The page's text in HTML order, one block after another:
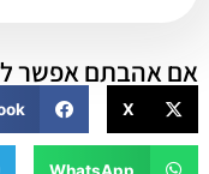
אם אהבתם אפשר
X
WhatsApp